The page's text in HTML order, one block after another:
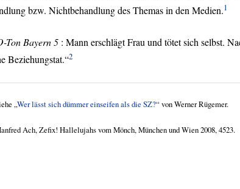
bzw. Nichtbehandlung des Themas in den Medien.1
Ton Bayern 5 : Mann erschlägt Frau und tötet sich selbst.
Beziehungstat.“2
„Wer lässt sich dümmer einseifen als die SZ?“ von Werner Rügemer.
Ach, Zefix! Hallelujahs vom Mönch, München und Wien 2008, 4523.